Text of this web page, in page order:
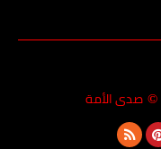
© صدى الأمة